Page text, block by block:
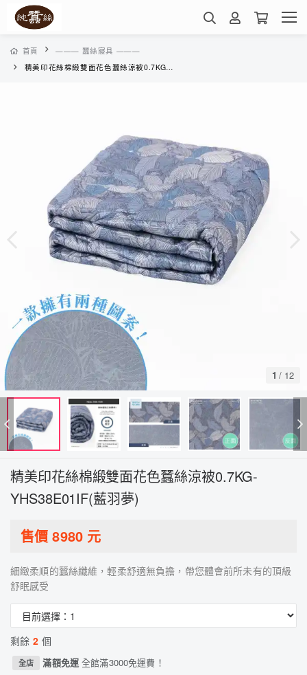
首頁
——— 蠶絲寢具 ———
精美印花絲棉緞雙面花色蠶絲涼被0.7KG-YHS38E01IF(藍羽夢)
1 / 12
精美印花絲棉緞雙面花色蠶絲涼被0.7KG-
YHS38E01IF(藍羽夢)
售價8980元
細緻柔順的蠶絲纖維，輕柔舒適無負擔，帶您體會前所未有的頂級
舒眠感受
剩餘 2 個
全店 滿額免運全館滿3000免運費！